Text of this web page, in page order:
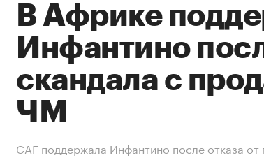
В Африке
Инфантино
скандала с
ЧМ
СAF поддержала Инфантино после отказа